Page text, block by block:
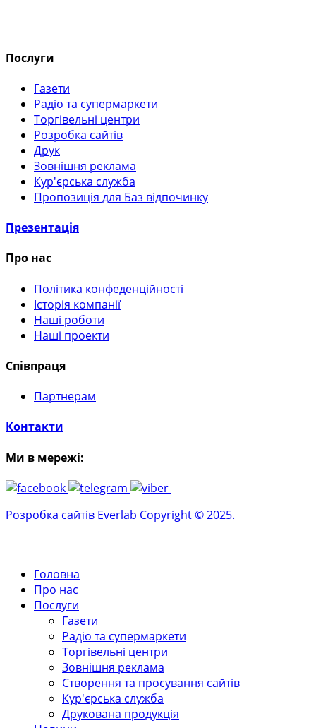
Послуги
Газети
Радіо та супермаркети
Торгівельні центри
Розробка сайтів
Друк
Зовнішня реклама
Кур'єрська служба
Пропозиція для Баз відпочинку
Презентація
Про нас
Політика конфеденційності
Історія компанії
Наші роботи
Наші проекти
Співпраця
Партнерам
Контакти
Ми в мережі:
Розробка сайтів Everlab Copyright © 2025.
Головна
Про нас
Послуги
Газети
Радіо та супермаркети
Торгівельні центри
Зовнішня реклама
Створення та просування сайтів
Кур'єрська служба
Друкована продукція